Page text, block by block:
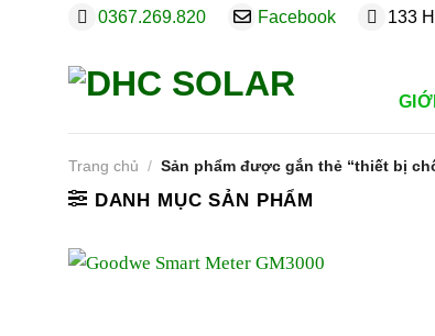
0367.269.820 Facebook 133
Trang chủ / Sản phẩm được gắn thẻ “thiết bị
DANH MỤC SẢN PHẨM